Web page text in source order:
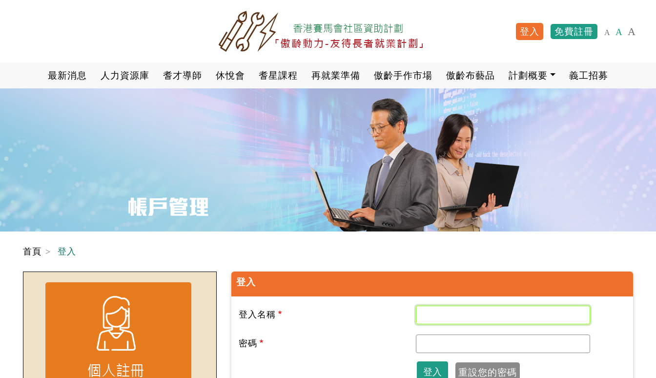
主
內
User account
登入 免費註冊 A A A
Main navigation
最新消息 人力資源庫 耆才導師 休悅會 耆星課程 再就業準備 傲齡手作市場 傲齡布藝品 計劃概要 義工招募
首頁 登入
登入
登入名稱
密碼
登入 重設您的密碼